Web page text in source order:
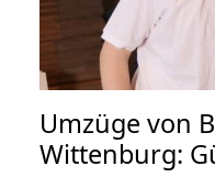
Umzüge von
Wittenburg: